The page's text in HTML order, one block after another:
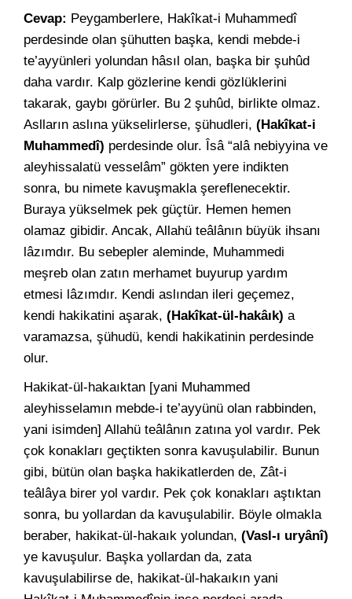
Cevap: Peygamberlere, Hakîkat-i Muhammedî
perdesinde olan şühutten başka, kendi mebde-i
te’ayyünleri yolundan hâsıl olan, başka bir şuhûd
daha vardır. Kalp gözlerine kendi gözlüklerini
takarak, gaybı görürler. Bu 2 şuhûd, birlikte olmaz.
Aslların aslına yükselirlerse, şühudleri, (Hakîkat-i
Muhammedî) perdesinde olur. Îsâ “alâ nebiyyina ve
aleyhissalatü vesselâm” gökten yere indikten
sonra, bu nimete kavuşmakla şereflenecektir.
Buraya yükselmek pek güçtür. Hemen hemen
olamaz gibidir. Ancak, Allahü teâlânın büyük ihsanı
lâzımdır. Bu sebepler aleminde, Muhammedi
meşreb olan zatın merhamet buyurup yardım
etmesi lâzımdır. Kendi aslından ileri geçemez,
kendi hakikatini aşarak, (Hakîkat-ül-hakâık) a
varamazsa, şühudü, kendi hakikatinin perdesinde
olur.
Hakikat-ül-hakaıktan [yani Muhammed
aleyhisselamın mebde-i te’ayyünü olan rabbinden,
yani isimden] Allahü teâlânın zatına yol vardır. Pek
çok konakları geçtikten sonra kavuşulabilir. Bunun
gibi, bütün olan başka hakikatlerden de, Zât-i
teâlâya birer yol vardır. Pek çok konakları aştıktan
sonra, bu yollardan da kavuşulabilir. Böyle olmakla
beraber, hakikat-ül-hakaık yolundan, (Vasl-ı uryânî)
ye kavuşulur. Başka yollardan da, zata
kavuşulabilirse de, hakikat-ül-hakaıkın yani